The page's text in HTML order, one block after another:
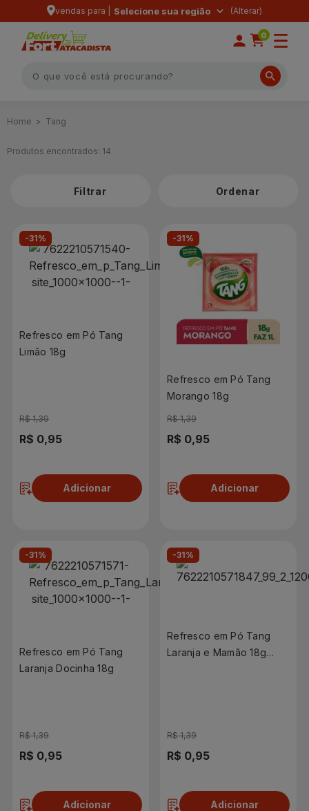
vendas para | Selecione sua região
0
Tang
Produtos encontrados: 14
Filtrar
-31%
Refresco em Pó Tang
Limão 18g
R$ 1,39
R$ 0,95
Adicionar
-31%
Refresco em Pó Tang
Morango 18g
R$ 1,39
R$ 0,95
Adicionar
-31%
Refresco em Pó Tang
Laranja Docinha 18g
R$ 1,39
R$ 0,95
Adicionar
-31%
Refresco em Pó Tang
Laranja e Mamão 18g
R$ 1,39
R$ 0,95
Adicionar